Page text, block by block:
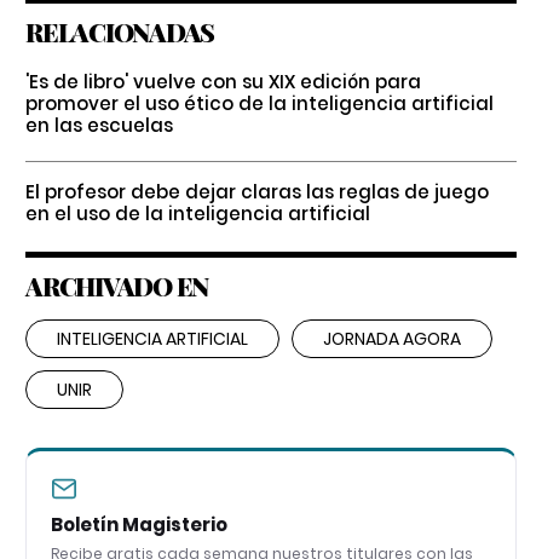
RELACIONADAS
'Es de libro' vuelve con su XIX edición para
promover el uso ético de la inteligencia artificial
en las escuelas
El profesor debe dejar claras las reglas de juego
en el uso de la inteligencia artificial
ARCHIVADO EN
INTELIGENCIA ARTIFICIAL JORNADA AGORA
UNIR
Boletín Magisterio
Recibe gratis cada semana nuestros titulares con las